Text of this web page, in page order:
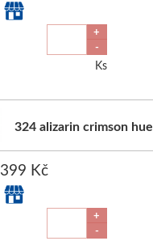
+
-
Ks
324 alizarin crimson hue
399 Kč
+
-